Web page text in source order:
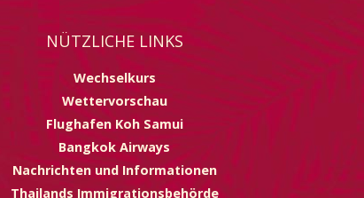
NÜTZLICHE LINKS
Wechselkurs
Wettervorschau
Flughafen Koh Samui
Bangkok Airways
Nachrichten und Informationen
Thailands Immigrationsbehörde